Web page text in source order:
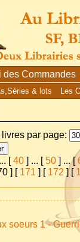
des Commandes
& lots Les
livres par page:
... [40 ] ... [ 50 ] ...[
] [ 171 ] [ 172 ] [
soeurs 1 -